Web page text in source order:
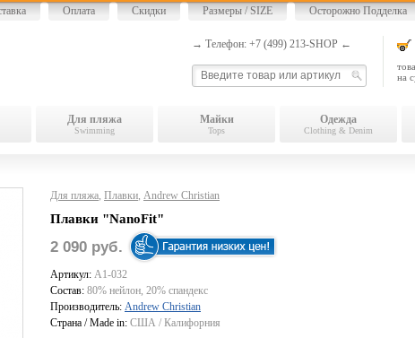
Оплата Скидки Размеры / SIZE Осторожно Подделка
на
→ Телефон: +7 (499) 213-SHOP ←
Для пляжа
Swimming
Майки
Tops
Одежда
Clothing & Denim
Для пляжа, Плавки, Andrew Christian
Плавки "NanoFit"
2 090 руб.
Артикул: A1-032
Состав: 80% нейлон, 20% спандекс
Производитель: Andrew Christian
Страна / Made in: США / Калифорния